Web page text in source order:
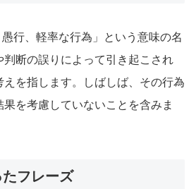
愚行、軽率な行為」という意味の名
断の誤りによって引き起こされ
えを指します。しばしば、その行為
を考慮していないことを含みま
たフレーズ